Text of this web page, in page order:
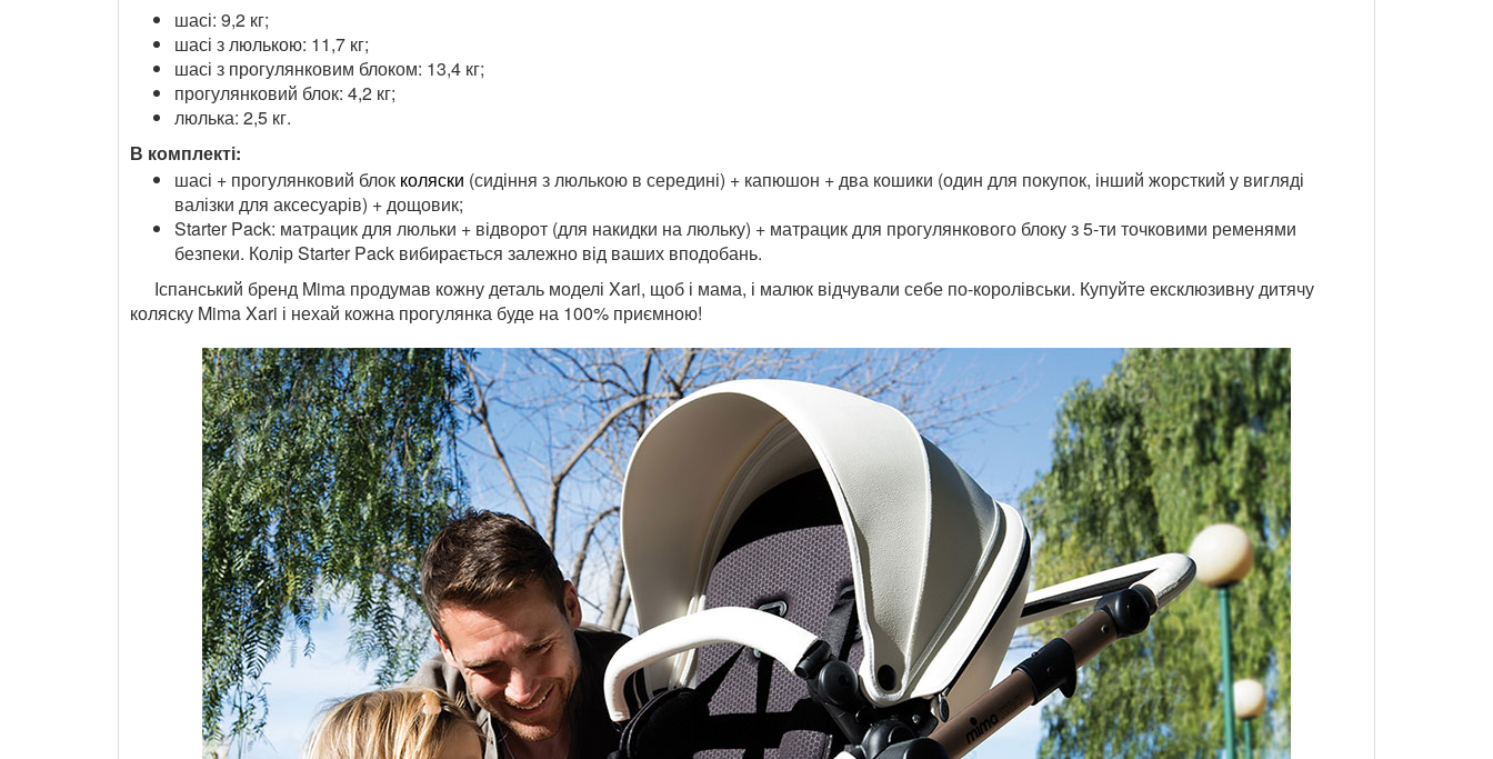
шасі: 9,2 кг;
шасі з люлькою: 11,7 кг;
шасі з прогулянковим блоком: 13,4 кг;
прогулянковий блок: 4,2 кг;
люлька: 2,5 кг.
В комплекті:
шасі + прогулянковий блок коляски (сидіння з люлькою в середині) + капюшон + два кошики (один для покупок, інший жорсткий у вигляді
валізки для аксесуарів) + дощовик;
Starter Pack: матрацик для люльки + відворот (для накидки на люльку) + матрацик для прогулянкового блоку з 5-ти точковими ременями
безпеки. Колір Starter Pack вибирається залежно від ваших вподобань.
Іспанський бренд Mima продумав кожну деталь моделі Xari, щоб і мама, і малюк відчували себе по-королівськи. Купуйте ексклюзивну дитячу
коляску Mima Xari і нехай кожна прогулянка буде на 100% приємною!